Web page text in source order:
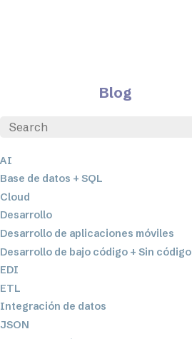
Blog
AI
Base de datos + SQL
Cloud
Desarrollo
Desarrollo de aplicaciones móviles
Desarrollo de bajo código + Sin código
EDI
ETL
Integración de datos
JSON